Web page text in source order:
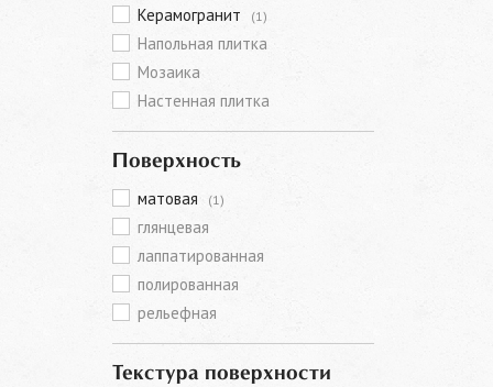
Керамогранит (1)
Напольная плитка
Мозаика
Настенная плитка
Поверхность
матовая (1)
глянцевая
лаппатированная
полированная
рельефная
Текстура поверхности